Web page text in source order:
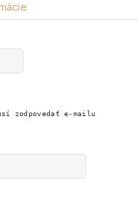
zodpovedať e-mailu